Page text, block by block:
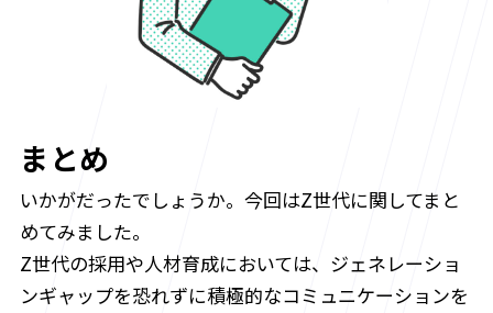
まとめ
いかがだったでしょうか。今回はZ世代に関してまと
めてみました。
Z世代の採用や人材育成においては、ジェネレーショ
ンギャップを恐れずに積極的なコミュニケーションを